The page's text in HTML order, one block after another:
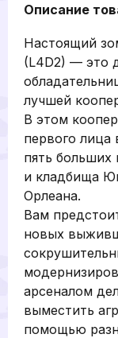
Описание
Настоящий
(L4D2) — это
лучшей
В этом
первого лица
пять больших
и кладбища
Орлеана.
Вам
новых
арсеналом
выместить
помощью